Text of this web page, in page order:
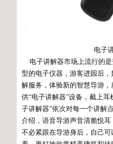
电子
电子讲解器市场上流行的
型的电子仪器，游客进园后
解服务，体验新的智慧导游
供“电子讲解器”设备，戴上
子讲解器”依次对每一个讲解
介绍，语音导游声音清脆悦
不必紧跟在导游身后，自己